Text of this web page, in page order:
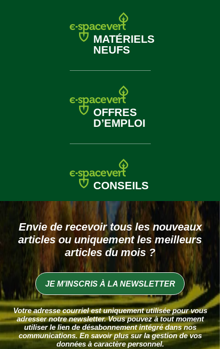
MATÉRIELS
NEUFS
OFFRES
D’EMPLOI
CONSEILS
Envie de recevoir tous les nouveaux
articlesou uniquement les meilleurs
articles du mois ?
JE M’INSCRIS À LA NEWSLETTER
Votre adresse courriel est uniquement utilisée pour vous
adresser notre newsletter. Vous pouvez à tout moment
utiliser le lien de désabonnement intégré dans nos
communications. En savoir plus sur lagestion de vos
données à caractère personnel.